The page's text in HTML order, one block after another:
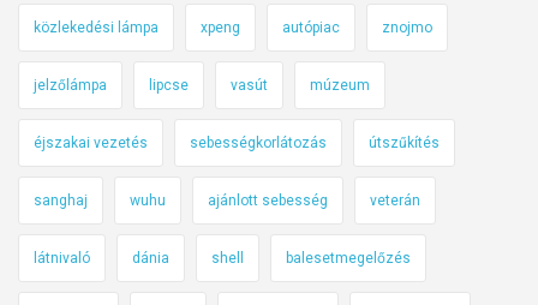
közlekedési lámpa xpeng autópiac znojmo
jelzőlámpa lipcse vasút múzeum
éjszakai vezetés sebességkorlátozás útszűkítés
sanghaj wuhu ajánlott sebesség veterán
látnivaló dánia shell balesetmegelőzés